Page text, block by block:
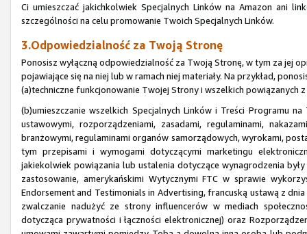
Ci umieszczać jakichkolwiek Specjalnych Linków na Amazon ani
szczególności na celu promowanie Twoich Specjalnych Linków.
3.Odpowiedzialność za Twoją Stronę
Ponosisz wyłączną odpowiedzialność za Twoją Stronę, w tym za jej
pojawiające się na niej lub w ramach niej materiały. Na przykład,
(a)techniczne funkcjonowanie Twojej Strony i wszelkich powiązanych
(b)umieszczanie wszelkich Specjalnych Linków i Treści Programu
ustawowymi, rozporządzeniami, zasadami, regulaminami,
branżowymi, regulaminami organów samorządowych, wyrokami,
tym przepisami i wymogami dotyczącymi marketingu
jakiekolwiek powiązania lub ustalenia dotyczące wynagrodzenia
zastosowanie, amerykańskimi Wytycznymi FTC w sprawie
Endorsement and Testimonials in Advertising, francuską ustawą z
zwalczanie nadużyć ze strony influencerów w mediach
dotycząca prywatności i łączności elektronicznej) oraz